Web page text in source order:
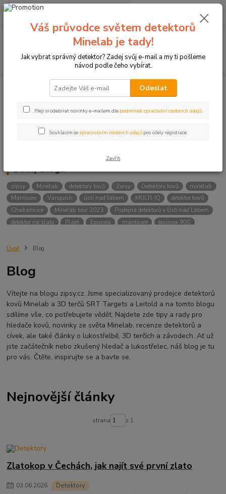
Hledat
+420774877333
0 Kč
Kategorie blogu
Detektory
Lukostřelba
Štítky blogu
zipsy Minelab detektory kovů Zipsy Detektory kovů
minelab
Manticore
Vanquish ústí nad labem MULTI-IQ
detektor kovů
Chabařovice
Minelab tour 2023
Prodejna detektorů v Ústí nad Labem
detektor na zlato
Plzeň Equinox manticore
equinox 900
Sraz detektorářů
ÚSTÍ NAD LABEM
Jídlo na cesty
Mníšek u Liberece Karlovy Vary
Equinox 900
Soutěž o detektor
Severní Čechy
hledání pokladů
technologie Multi IQ
Úvod Blog
Blog
Vítejte na blogu zipsy.cz. Jsme specializovaný prodejce detektorů
kovů Minelab a 3D terčů SRT Targets a Leitold a na tomto blogu
sdílíme vše, co potřebujete vědět. Najdete zde tipy a rady pro
hledače kovů, novinky ze světa Minelab, recenze detektorů a
cívek, ale také články o lukostřelbě, 3D terčích a závodech. Ať už
jste začátečník nebo zkušený hledač a lukostřelec, náš blog je tu
pro vás. Čtěte, inspirujte se a bavte se.
Nejnovější články
strana z 1
Zlatokop v Čechách, jak najít své první zlato
03.06.2026 Detektory
Váš průvodce světem detektorů
Minelab je tady!
Jak vybrat správný detektor? Zadej svůj e-mail a my ti pošleme
návod podle čeho vybírat.
Odeslat
Přeji si odebírat novinky e-mailem dle podmínek zpracování osobních údajů.
Souhlasím se zpracováním osobních údajů pro účely registrace.
Zavřít